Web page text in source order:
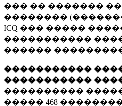
��� �� �������
��������
ICQ ��� �����
�����������
������
�����������
�����������
����������
����� 468